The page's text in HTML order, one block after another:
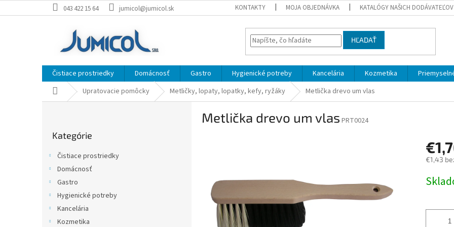
na
043 422 15 64 jumicol@jumicol.sk KONTAKTY MOJA OBJEDNÁVKA KATALÓGY NAŠICH DODÁVATEĽOV
HĽADAŤ
Čistiace prostriedky Domácnosť Gastro Hygienické potreby Kancelária Kozmetika
DomovUpratovacie pomôcky Metličky, lopaty, lopatky, kefy, ryžáky Metlička drevo um vlas
kategórie
Kategórie
Čistiace prostriedky
Domácnosť
Gastro
Hygienické potreby
Kancelária
Kozmetika
Metlička drevo um vlas PRT0024
€1,43
cena: